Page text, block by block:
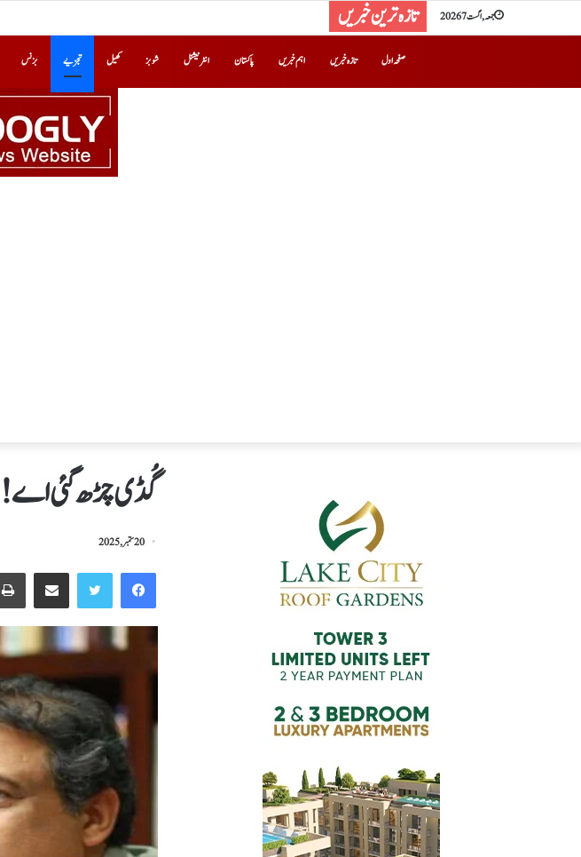
جمعہ, اگست 7 2026 تازہ ترین خبریں
صفحہ اول تازہ خبریں اہم خبریں پاکستان انٹرنیشنل شوبز کھیل تجزیے بزنس
گُڈی چڑھ گئی اے!
20 ستمبر, 2025